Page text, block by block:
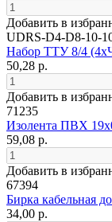
Добавить в
UDRS-D4-D8-10-
Набор ТТУ 8/4
50,28 р.
Добавить в
71235
Изолента ПВХ
59,08 р.
Добавить в
67394
Бирка кабельная
34,00 р.